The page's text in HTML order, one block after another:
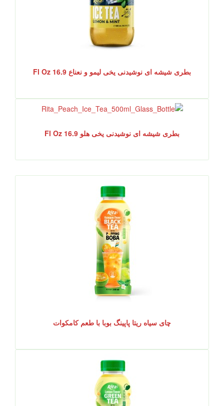
بطری شیشه ای نوشیدنی یخی لیمو و نعناع 16.9 Fl Oz
بطری شیشه ای نوشیدنی یخی هلو 16.9 Fl Oz
چای سیاه ریتا پاپینگ بوبا با طعم کامکوات